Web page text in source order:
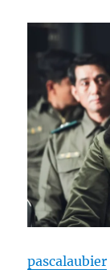
pascalaubier